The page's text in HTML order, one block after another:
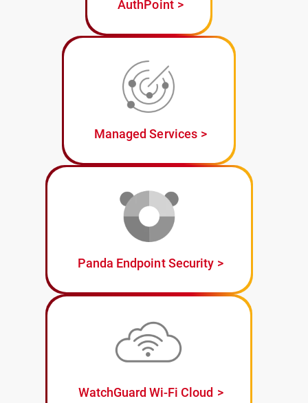
AuthPoint
Managed Services
Panda Endpoint Security
WatchGuard Wi-Fi Cloud